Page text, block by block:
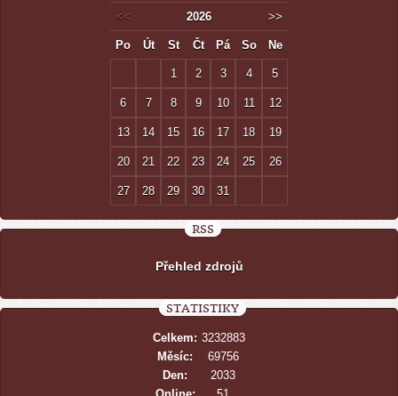
<< 2026 >>
Po Út St Čt Pá So Ne
1 2 3 4 5
6 7 8 9 10 11 12
13 14 15 16 17 18 19
20 21 22 23 24 25 26
27 28 29 30 31
RSS
Přehled zdrojů
STATISTIKY
Celkem: 3232883
Měsíc:
69756
Den:
2033